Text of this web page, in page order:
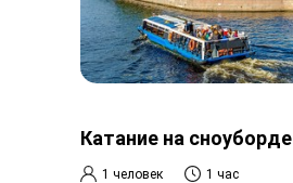
Катание на сноуборде
1 человек 1 час